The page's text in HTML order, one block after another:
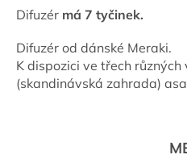
Difuzér má 7 tyčinek.
Difuzér od dánské Meraki.
K dispozici ve třech různých
(skandinávská zahrada) a